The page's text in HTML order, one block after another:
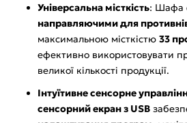
Універсальна місткість: Шафа
направляючими для
максимальною місткістю 33
ефективно використовувати
великої кількості продукції.
Інтуїтивне сенсорне
сенсорний екран з USB